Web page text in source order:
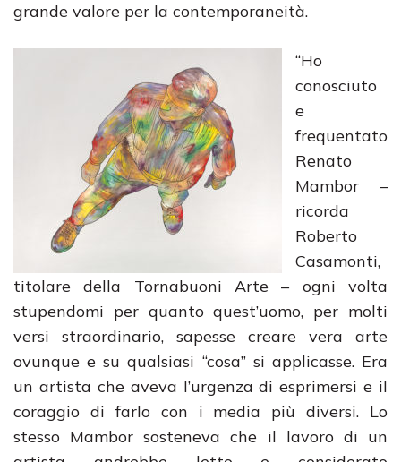
grande valore per la contemporaneità.
“Ho
conosciuto
e
frequentato
Renato
Mambor –
ricorda
Roberto
Casamonti,
titolare della Tornabuoni Arte – ogni volta
stupendomi per quanto quest’uomo, per molti
versi straordinario, sapesse creare vera arte
ovunque e su qualsiasi “cosa” si applicasse. Era
un artista che aveva l’urgenza di esprimersi e il
coraggio di farlo con i media più diversi. Lo
stesso Mambor sosteneva che il lavoro di un